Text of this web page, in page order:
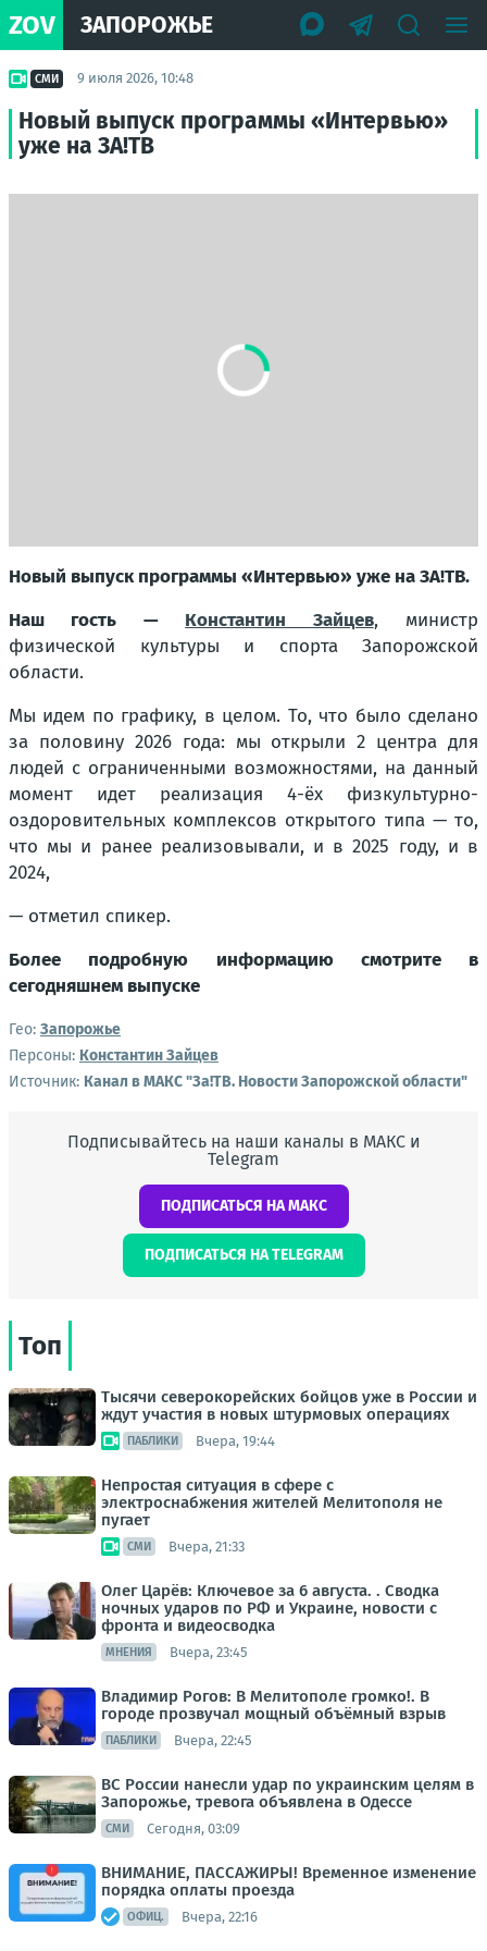
ZOV ЗАПОРОЖЬЕ
СМИ 9 июля 2026, 10:48
Новый выпуск программы «Интервью»
уже на ЗА!ТВ
Новый выпуск программы «Интервью» уже на ЗА!ТВ.
Наш гость — Константин Зайцев, министр
физической культуры и спорта Запорожской
области.
Мы идем по графику, в целом. То, что было сделано
за половину 2026 года: мы открыли 2 центра для
людей с ограниченными возможностями, на данный
момент идет реализация 4-ёх физкультурно-
оздоровительных комплексов открытого типа — то,
что мы и ранее реализовывали, и в 2025 году, и в
2024,
— отметил спикер.
Более подробную информацию смотрите в
сегодняшнем выпуске
Гео: Запорожье
Персоны: Константин Зайцев
Источник: Канал в МАКС "Зa!ТВ. Новости Запорожской области"
Подписывайтесь на наши каналы в МАКС и
Telegram
ПОДПИСАТЬСЯ НА МАКС
ПОДПИСАТЬСЯ НА TELEGRAM
Топ
Тысячи северокорейских бойцов уже в России и
ждут участия в новых штурмовых операциях
ПАБЛИКИ Вчера, 19:44
Непростая ситуация в сфере с
электроснабжения жителей Мелитополя не
пугает
СМИ Вчера, 21:33
Олег Царёв: Ключевое за 6 августа. . Сводка
ночных ударов по РФ и Украине, новости с
фронта и видеосводка
МНЕНИЯ Вчера, 23:45
Владимир Рогов: В Мелитополе громко!. В
городе прозвучал мощный объёмный взрыв
ПАБЛИКИ Вчера, 22:45
ВС России нанесли удар по украинским целям в
Запорожье, тревога объявлена в Одессе
СМИ Сегодня, 03:09
ВНИМАНИЕ, ПАССАЖИРЫ! Временное изменение
порядка оплаты проезда
ОФИЦ. Вчера, 22:16